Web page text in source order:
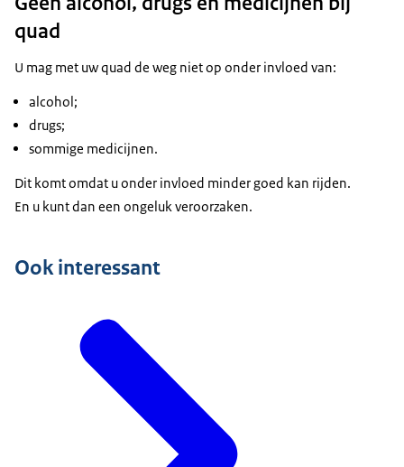
quad
U mag met uw quad de weg niet op onder invloed van:
alcohol;
drugs;
sommige medicijnen.
Dit komt omdat u onder invloed minder goed kan rijden.
En u kunt dan een ongeluk veroorzaken.
Ook interessant